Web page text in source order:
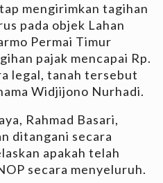
mengirimkan tagihan
pada objek Lahan
Permai Timur
pajak mencapai Rp.
legal, tanah tersebut
Widjijono Nurhadi.
Rahmad Basari,
ditangani secara
apakah telah
secara menyeluruh.